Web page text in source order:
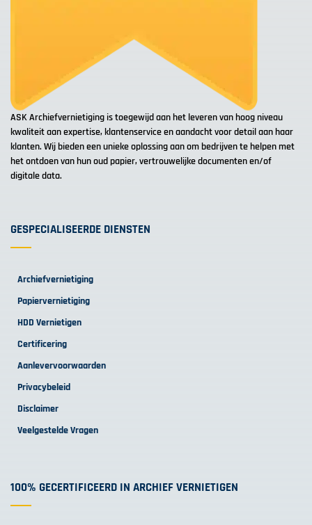
ASK Archiefvernietiging is toegewijd aan het leveren van hoog niveau
kwaliteit aan expertise, klantenservice en aandacht voor detail aan haar
klanten. Wij bieden een unieke oplossing aan om bedrijven te helpen met
het ontdoen van hun oud papier, vertrouwelijke documenten en/of
digitale data.
GESPECIALISEERDE DIENSTEN
Archiefvernietiging
Papiervernietiging
HDD Vernietigen
Certificering
Aanlevervoorwaarden
Privacybeleid
Disclaimer
Veelgestelde Vragen
100% GECERTIFICEERD IN ARCHIEF VERNIETIGEN